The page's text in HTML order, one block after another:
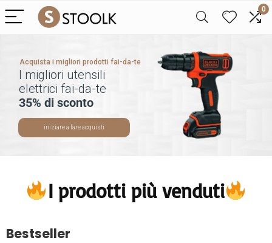
0
I migliori utensili
elettrici fai-da-te
35% di sconto
Acquista i migliori prodotti fai-da-te
iniziare a fare acquisti
I prodotti più venduti
Bestseller